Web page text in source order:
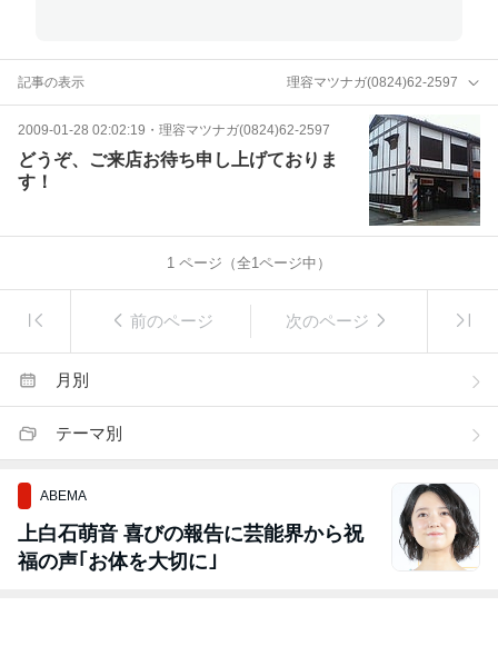
記事の表示 理容マツナガ(0824)62-2597
2009-01-28 02:02:19 ・ 理容マツナガ(0824)62-2597
どうぞ、ご来店お待ち申し上げておりま
す！
1 ページ（全1ページ中）
前のページ 次のページ
月別
テーマ別
ABEMA
上白石萌音 喜びの報告に芸能界から祝
福の声｢お体を大切に｣